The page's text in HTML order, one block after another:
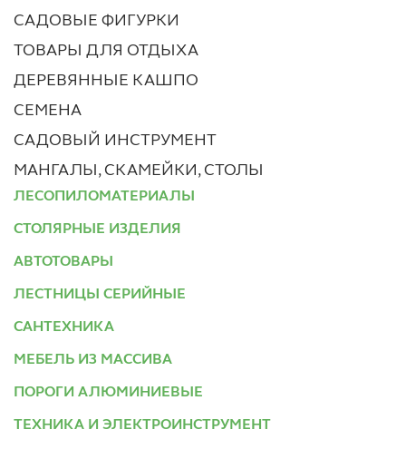
САДОВЫЕ ФИГУРКИ
ТОВАРЫ ДЛЯ ОТДЫХА
ДЕРЕВЯННЫЕ КАШПО
СЕМЕНА
САДОВЫЙ ИНСТРУМЕНТ
МАНГАЛЫ, СКАМЕЙКИ, СТОЛЫ
ЛЕСОПИЛОМАТЕРИАЛЫ
СТОЛЯРНЫЕ ИЗДЕЛИЯ
АВТОТОВАРЫ
ЛЕСТНИЦЫ СЕРИЙНЫЕ
САНТЕХНИКА
МЕБЕЛЬ ИЗ МАССИВА
ПОРОГИ АЛЮМИНИЕВЫЕ
ТЕХНИКА И ЭЛЕКТРОИНСТРУМЕНТ